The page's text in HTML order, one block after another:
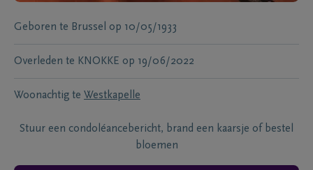
Geboren te Brussel op 10/05/1933
Overleden te KNOKKE op 19/06/2022
Woonachtig te Westkapelle
Stuur een condoléancebericht, brand een kaarsje of bestel
bloemen